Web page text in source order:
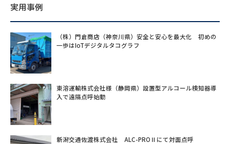
実用事例
（株）門倉商店（神奈川県）安全と安心を最大化 初めの
一歩はIoTデジタルタコグラフ
東溶運輸株式会社様（静岡県）設置型アルコール検知器導
入で遠隔点呼始動
新潟交通佐渡株式会社 ALC-PROⅡにて対面点呼